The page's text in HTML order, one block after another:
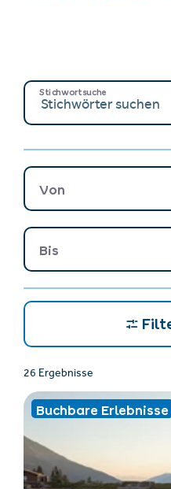
Stichwortsuche
Von
Bis
26 Ergebnisse
Buchbare Erlebnisse